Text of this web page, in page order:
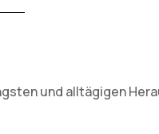
und alltägigen